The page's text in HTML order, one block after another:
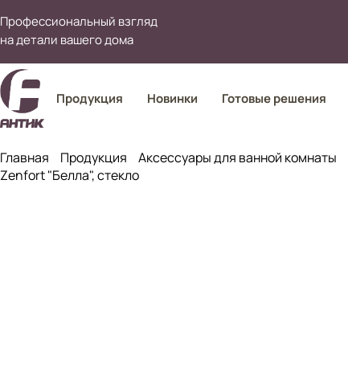
Профессиональный взгляд
на детали вашего дома
Продукция Новинки Готовые решения
Главная Продукция Аксессуары для ванной комнаты
Zenfort "Белла", стекло